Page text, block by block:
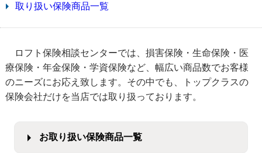
取り扱い保険商品一覧
ロフト保険相談センターでは、損害保険・生命保険・医
療保険・年金保険・学資保険など、幅広い商品数でお客様
のニーズにお応え致します。その中でも、トップクラスの
保険会社だけを当店では取り扱っております。
お取り扱い保険商品一覧